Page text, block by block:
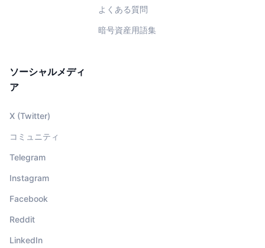
よくある質問
暗号資産用語集
ソーシャルメディ
ア
X (Twitter)
コミュニティ
Telegram
Instagram
Facebook
Reddit
LinkedIn